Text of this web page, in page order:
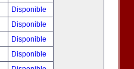
Disponible
Disponible
Disponible
Disponible